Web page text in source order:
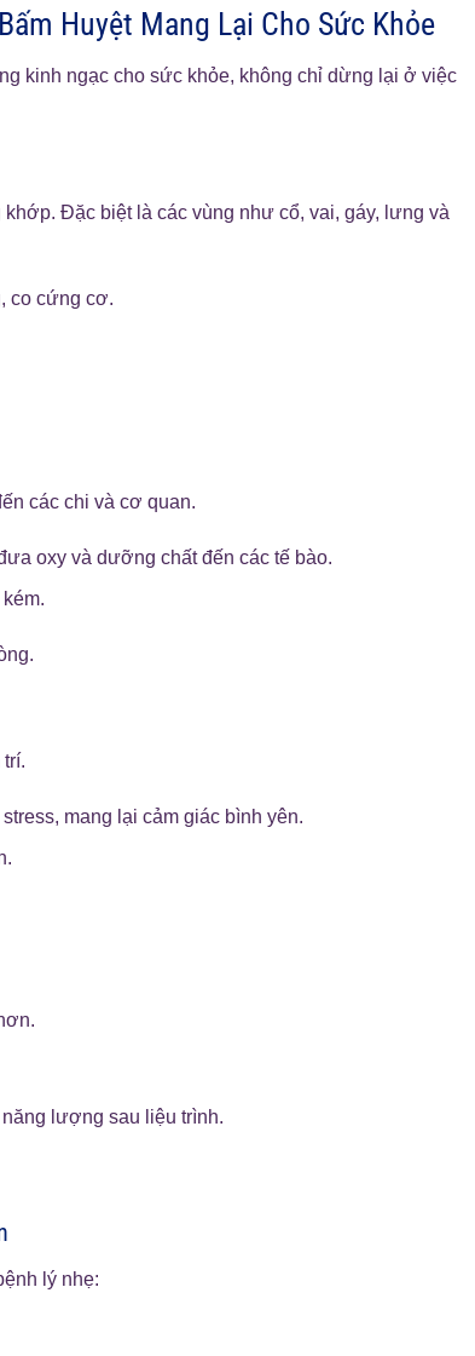
Huyệt Mang Lại Cho Sức Khỏe
kinh ngạc cho sức khỏe, không chỉ dừng lại ở việc
Đặc biệt là các vùng như cổ, vai, gáy, lưng và
co cứng cơ.
các chi và cơ quan.
oxy và dưỡng chất đến các tế bào.
mang lại cảm giác bình yên.
lượng sau liệu trình.
lý nhẹ: